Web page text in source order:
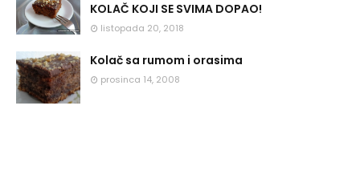
KOLAČ KOJI SE SVIMA DOPAO!
listopada 20, 2018
Kolač sa rumom i orasima
prosinca 14, 2008